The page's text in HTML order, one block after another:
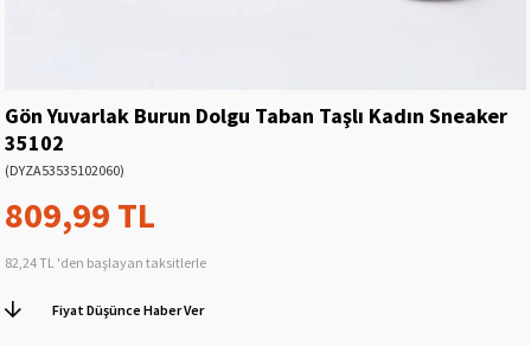
Gön Yuvarlak Burun Dolgu Taban Taşlı Kadın Sneaker
35102
(DYZA53535102060)
809,99 TL
82,24 TL 'den başlayan taksitlerle
Fiyat Düşünce Haber Ver